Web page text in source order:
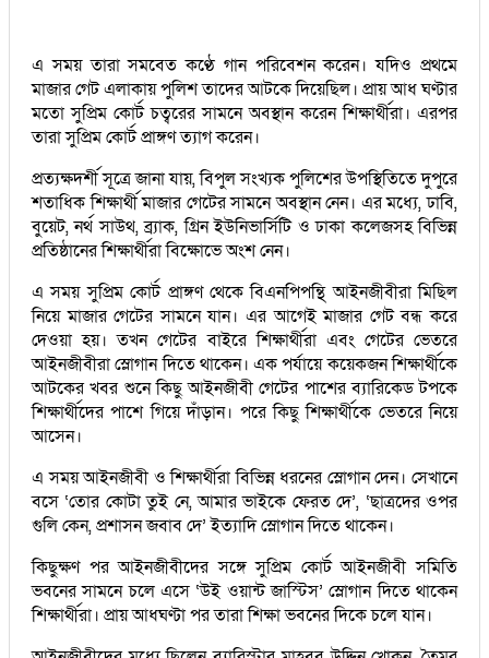
এ সময় তারা সমবেত কণ্ঠে গান পরিবেশন করেন। যদিও প্রথমে
মাজার গেট এলাকায় পুলিশ তাদের আটকে দিয়েছিল। প্রায় আধ ঘণ্টার
মতো সুপ্রিম কোর্ট চত্বরের সামনে অবস্থান করেন শিক্ষার্থীরা। এরপর
তারা সুপ্রিম কোর্ট প্রাঙ্গণ ত্যাগ করেন।
প্রত্যক্ষদর্শী সূত্রে জানা যায়, বিপুল সংখ্যক পুলিশের উপস্থিতিতে দুপুরে
শতাধিক শিক্ষার্থী মাজার গেটের সামনে অবস্থান নেন। এর মধ্যে, ঢাবি,
বুয়েট, নর্থ সাউথ, ব্র্যাক, গ্রিন ইউনিভার্সিটি ও ঢাকা কলেজসহ বিভিন্ন
প্রতিষ্ঠানের শিক্ষার্থীরা বিক্ষোভে অংশ নেন।
এ সময় সুপ্রিম কোর্ট প্রাঙ্গণ থেকে বিএনপিপন্থি আইনজীবীরা মিছিল
নিয়ে মাজার গেটের সামনে যান। এর আগেই মাজার গেট বন্ধ করে
দেওয়া হয়। তখন গেটের বাইরে শিক্ষার্থীরা এবং গেটের ভেতরে
আইনজীবীরা স্লোগান দিতে থাকেন। এক পর্যায়ে কয়েকজন শিক্ষার্থীকে
আটকের খবর শুনে কিছু আইনজীবী গেটের পাশের ব্যারিকেড টপকে
শিক্ষার্থীদের পাশে গিয়ে দাঁড়ান। পরে কিছু শিক্ষার্থীকে ভেতরে নিয়ে
আসেন।
এ সময় আইনজীবী ও শিক্ষার্থীরা বিভিন্ন ধরনের স্লোগান দেন। সেখানে
বসে ‘তোর কোটা তুই নে, আমার ভাইকে ফেরত দে’, ‘ছাত্রদের ওপর
গুলি কেন, প্রশাসন জবাব দে’ ইত্যাদি স্লোগান দিতে থাকেন।
কিছুক্ষণ পর আইনজীবীদের সঙ্গে সুপ্রিম কোর্ট আইনজীবী সমিতি
ভবনের সামনে চলে এসে ‘উই ওয়ান্ট জাস্টিস’ স্লোগান দিতে থাকেন
শিক্ষার্থীরা। প্রায় আধঘণ্টা পর তারা শিক্ষা ভবনের দিকে চলে যান।